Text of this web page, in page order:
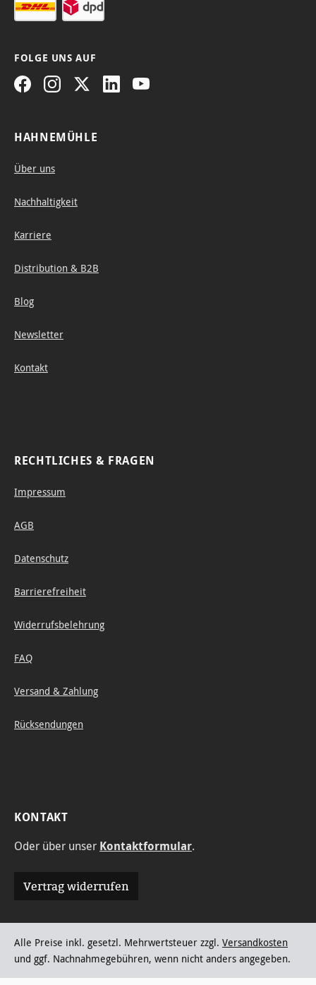
FOLGE UNS AUF
HAHNEMÜHLE
Über uns
Nachhaltigkeit
Karriere
Distribution & B2B
Blog
Newsletter
Kontakt
RECHTLICHES & FRAGEN
Impressum
AGB
Datenschutz
Barrierefreiheit
Widerrufsbelehrung
FAQ
Versand & Zahlung
Rücksendungen
KONTAKT
Oder über unser Kontaktformular.
Vertrag widerrufen
Alle Preise inkl. gesetzl. Mehrwertsteuer zzgl. Versandkosten
und ggf. Nachnahmegebühren, wenn nicht anders angegeben.